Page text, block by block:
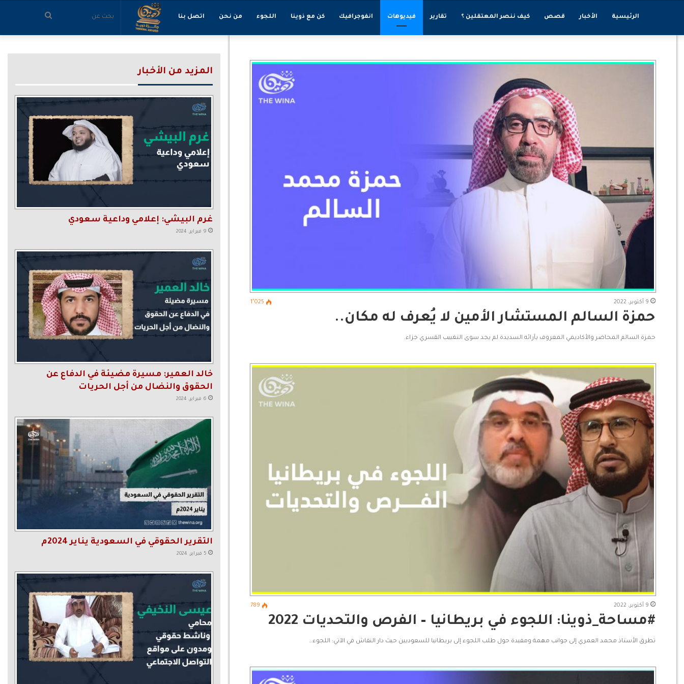
الرئيسية الأخبار قصص كيف ننصر المعتقلين ؟ تقارير فيديوهات انفوجرافيك كن مع ذوينا اللجوء من نحن اتصل بنا بحث
عن
9 أكتوبر، 2022 1٬025
حمزة السالم المستشار الأمين لا يُعرف له مكان..
حمزة السالم المحاضر والأكاديمي المعروف بآرائه السديدة لم يجد سوى التغييب القسري جزاء.
9 أكتوبر، 2022 789
#مساحة_ذوينا: اللجوء في بريطانيا – الفرص والتحديات 2022
تطرق الأستاذ محمد العمري إلى جوانب مهمة ومفيدة حول طلب اللجوء إلى بريطانيا للسعوديين حيث دار النقاش في الآتي: اللجوء…
المزيد من الأخبار
غرم البيشي: إعلامي وداعية سعودي
9 فبراير، 2024
خالد العمير: مسيرة مضيئة في الدفاع عن
الحقوق والنضال من أجل الحريات
6 فبراير، 2024
التقرير الحقوقي في السعودية يناير 2024م
5 فبراير، 2024